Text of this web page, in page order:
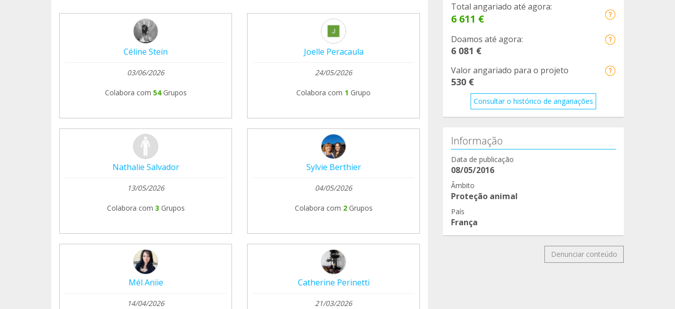
Céline Stein
03/06/2026
Colabora com 54 Grupos
Joelle Peracaula
24/05/2026
Colabora com 1 Grupo
Nathalie Salvador
13/05/2026
Colabora com 3 Grupos
Sylvie Berthier
04/05/2026
Colabora com 2 Grupos
Mél Aniie
14/04/2026
Catherine Perinetti
21/03/2026
Total angariado até agora:
6 611 €
Doamos até agora:
6 081 €
Valor angariado para o projeto
530 €
Consultar o histórico de angariações
Informação
Data de publicação
08/05/2016
Âmbito
Proteção animal
País
França
Denunciar conteúdo